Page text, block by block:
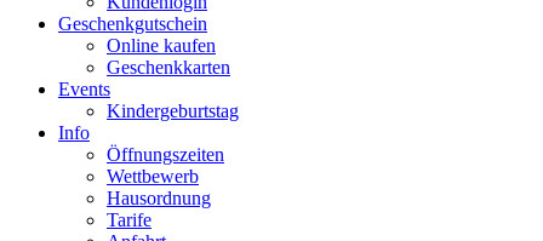
Geschenkgutschein
Online kaufen
Geschenkkarten
Events
Kindergeburtstag
Info
Öffnungszeiten
Wettbewerb
Hausordnung
Tarife